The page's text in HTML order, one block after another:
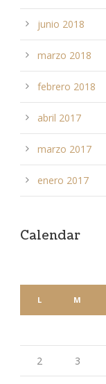
junio 2018
marzo 2018
febrero 2018
abril 2017
marzo 2017
enero 2017
Calendar
L M
2 3